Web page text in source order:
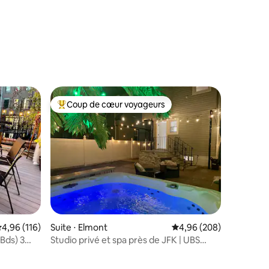
: 4,78 sur 5
: 4,96 sur 5
moyenne sur la base de 116 commentaires : 4,96 sur 5
4,96 (116)
3
Coups de cœur voyageurs les plus appréciés
Coup de cœur voyageurs
Suite ⋅ Elmont Évaluation moyenne
4,96 (208)
Studio privé et spa près de JFK | UBS